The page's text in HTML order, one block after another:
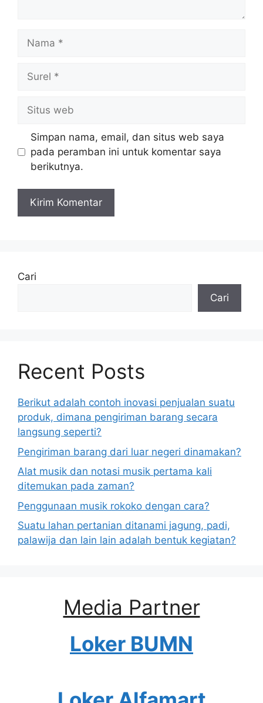
web
Simpan nama, email, dan situs web saya
pada peramban ini untuk komentar saya
berikutnya.
Cari
Cari
Recent Posts
Berikut adalah contoh inovasi penjualan suatu
produk, dimana pengiriman barang secara
langsung seperti?
Pengiriman barang dari luar negeri dinamakan?
Alat musik dan notasi musik pertama kali
ditemukan pada zaman?
Penggunaan musik rokoko dengan cara?
Suatu lahan pertanian ditanami jagung, padi,
palawija dan lain lain adalah bentuk kegiatan?
Media Partner
Loker BUMN